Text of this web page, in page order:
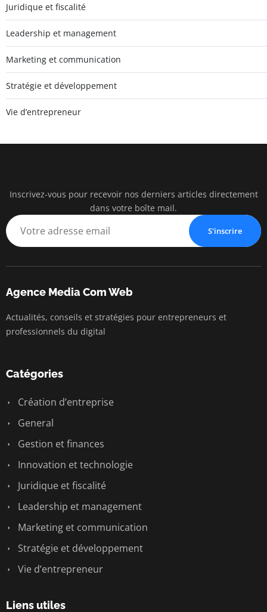
Juridique et fiscalité
Leadership et management
Marketing et communication
Stratégie et développement
Vie d’entrepreneur
Inscrivez-vous pour recevoir nos derniers articles directement
dans votre boîte mail.
S'inscrire
Agence Media Com Web
Actualités, conseils et stratégies pour entrepreneurs et
professionnels du digital
Catégories
Création d’entreprise
General
Gestion et finances
Innovation et technologie
Juridique et fiscalité
Leadership et management
Marketing et communication
Stratégie et développement
Vie d’entrepreneur
Liens utiles